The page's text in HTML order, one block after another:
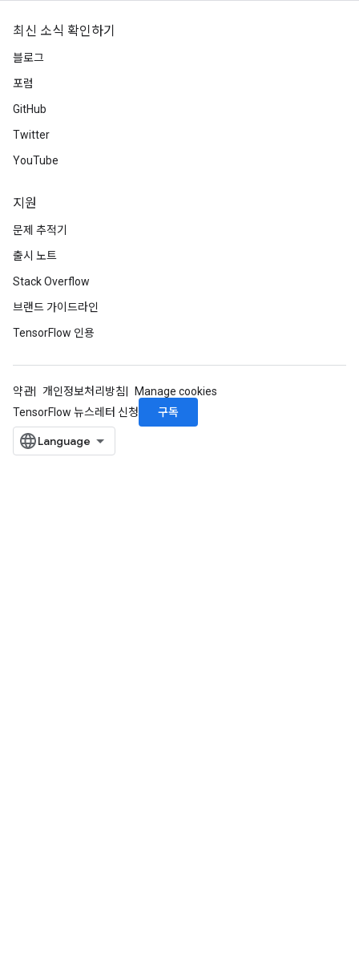
최신 소식 확인하기
블로그
포럼
GitHub
Twitter
YouTube
지원
문제 추적기
출시 노트
Stack Overflow
브랜드 가이드라인
TensorFlow 인용
약관 개인정보처리방침
Manage cookies
TensorFlow 뉴스레터 신청
구독